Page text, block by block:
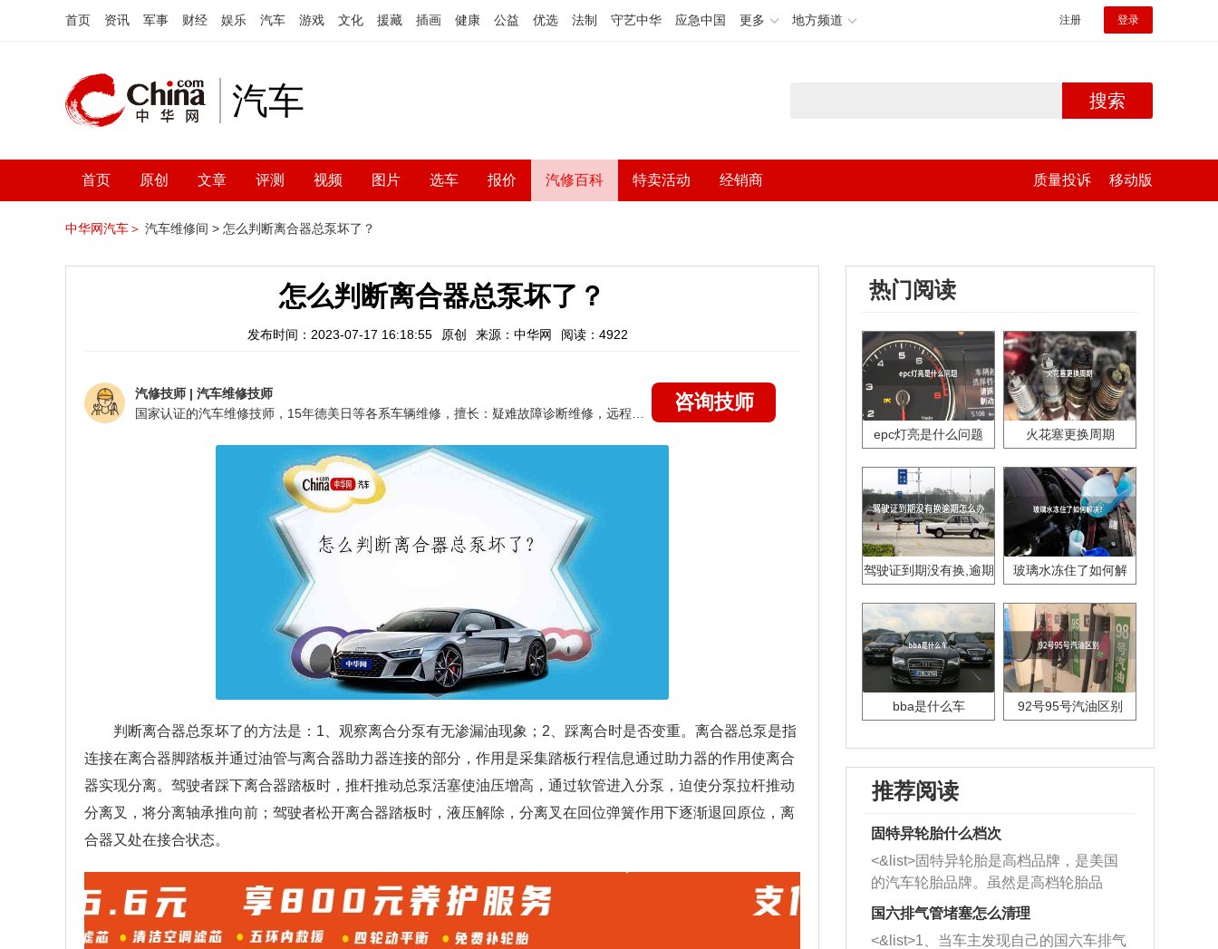
首页 资讯 军事 财经 娱乐 汽车 游戏 文化 援藏 插画 健康 公益 优选 法制 守艺中华 应急中国 更多 地方频道 注册 登录
汽车 搜索
首页 原创 文章 评测 视频 图片 选车 报价 汽修百科 特卖活动 经销商 质量投诉 移动版
中华网汽车＞ 汽车维修间 > 怎么判断离合器总泵坏了？
怎么判断离合器总泵坏了？
发布时间：2023-07-17 16:18:55 原创 来源：中华网 阅读：4922
汽修技师 | 汽车维修技师
咨询技师
判断离合器总泵坏了的方法是：1、观察离合分泵有无渗漏油现象；2、踩离合时是否变重。离合器总泵是指
连接在离合器脚踏板并通过油管与离合器助力器连接的部分，作用是采集踏板行程信息通过助力器的作用使离合
器实现分离。驾驶者踩下离合器踏板时，推杆推动总泵活塞使油压增高，通过软管进入分泵，迫使分泵拉杆推动
分离叉，将分离轴承推向前；驾驶者松开离合器踏板时，液压解除，分离叉在回位弹簧作用下逐渐退回原位，离
合器又处在接合状态。
热门阅读
epc灯亮是什么问题 火花塞更换周期
驾驶证到期没有换,逾期
玻璃水冻住了如何解
bba是什么车 92号95号汽油区别
推荐阅读
固特异轮胎什么档次
<&list>固特异轮胎是高档品牌，是美国
的汽车轮胎品牌。虽然是高档轮胎品
牌，但是中高低端的轮胎都有生产，这
也是为了更好的开拓市场。
国六排气管堵塞怎么清理
<&list>1、当车主发现自己的国六车排气